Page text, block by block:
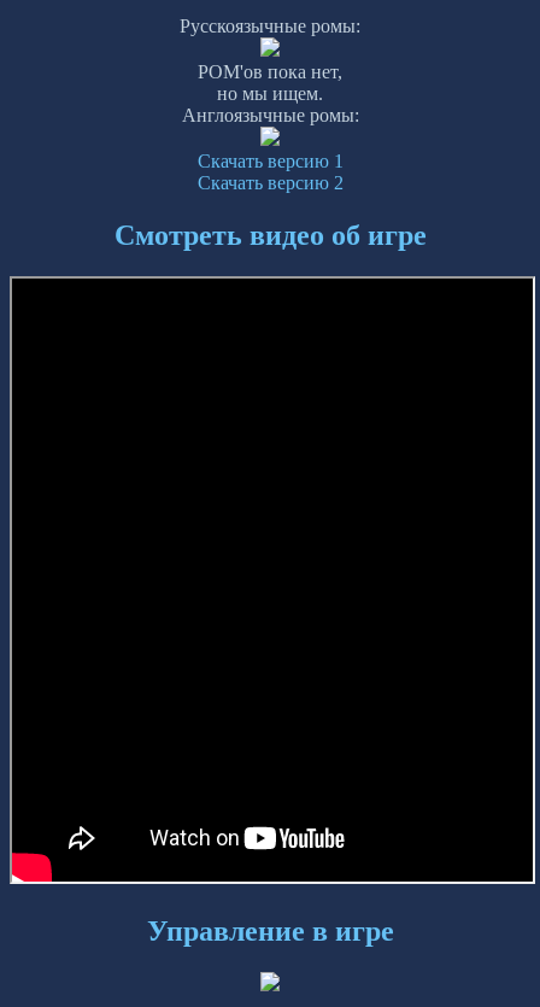
Русскоязычные ромы:
РОМ'ов пока нет,
но мы ищем.
Англоязычные ромы:
Скачать версию 1
Скачать версию 2
Смотреть видео об игре
Управление в игре